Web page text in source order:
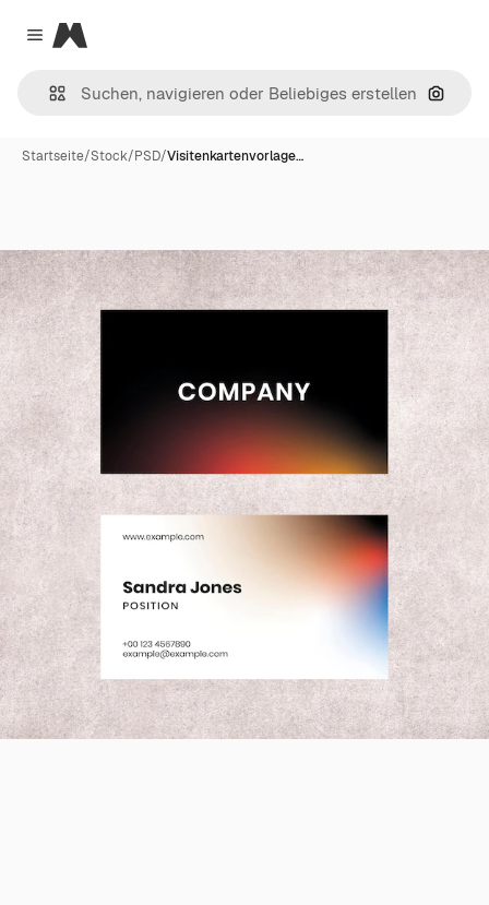
Close menu
Magnific
Nach
Startseite/Stock/PSD/Visitenkartenvorlage…